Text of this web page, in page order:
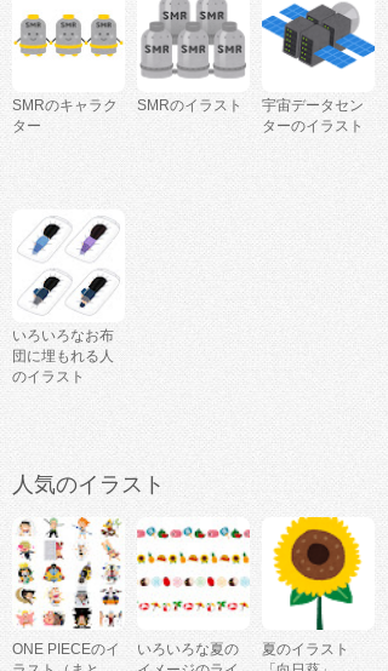
SMRのキャラク
ター
SMRのイラスト
宇宙データセン
ターのイラスト
いろいろなお布
団に埋もれる人
のイラスト
人気のイラスト
ONE PIECEのイ
いろいろな夏の
夏のイラスト